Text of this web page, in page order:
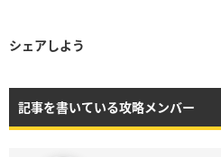
シェアしよう
記事を書いている攻略メンバー